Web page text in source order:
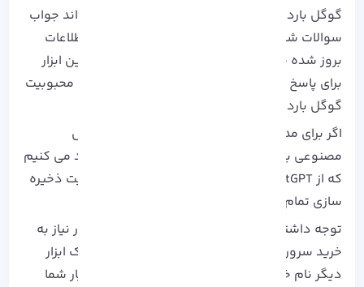
گوگل بارد به دلیل متصل بودن به اینترنت می تواند جواب
سوالات شما را با جستجو در آن و کمک گرفتن از اطلاعات
بروز شده جواب دهد. همچنین، صمیمیت بیشتر این ابزار
برای پاسخ دهی و استفاده از زبان طبیعی از دلایل محبوبیت
گوگل بارد می باشد.
اگر برای مدت زمان طولانی می خواهید که از هوش
مصنوعی برای تولید محتوا استفاده کنید، پیشنهاد می کنیم
که از ChatGPT استفاده کنید. چراکه این ابزار قابلیت ذخیره
سازی تمام چت های صورت گرفته را دارد.
توجه داشته باشید که برای استفاده از این دو ابزار نیاز به
خرید سرور مجازی خواهید داشت. در این بخش یک ابزار
دیگر نام خواهیم برد که به صورت رایگان در اختیار شما